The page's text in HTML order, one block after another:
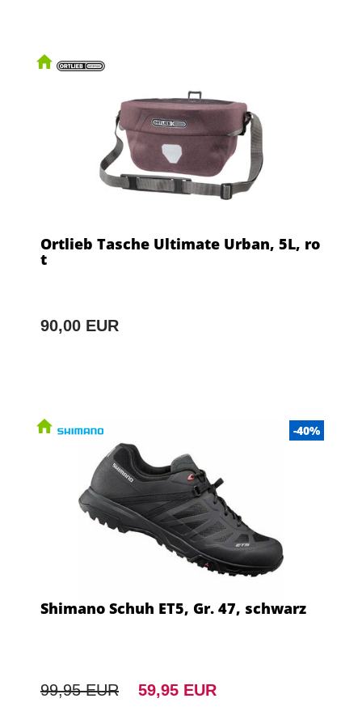
Ortlieb Tasche Ultimate Urban, 5L, ro
t
90,00 EUR
-40%
Shimano Schuh ET5, Gr. 47, schwarz
99,95 EUR 59,95 EUR